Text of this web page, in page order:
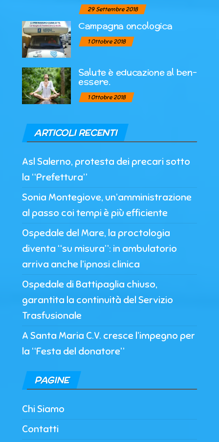
29 Settembre 2018
Campagna oncologica
1 Ottobre 2018
Salute è educazione al ben-
essere.
1 Ottobre 2018
ARTICOLI RECENTI
Asl Salerno, protesta dei precari sotto
la “Prefettura”
Sonia Montegiove, un’amministrazione
al passo coi tempi è più efficiente
Ospedale del Mare, la proctologia
diventa “su misura”: in ambulatorio
arriva anche l’ipnosi clinica
Ospedale di Battipaglia chiuso,
garantita la continuità del Servizio
Trasfusionale
A Santa Maria C.V. cresce l’impegno per
la “Festa del donatore”
PAGINE
Chi Siamo
Contatti